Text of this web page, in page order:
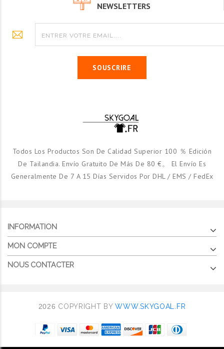
NEWSLETTERS
SOUSCRIRE
Todos Los Productos Son De Calidad Superior 100 ％ Edición
De Tailandia. Envío Gratuito De Más De 80 €。 El Envío Es
Generalmente De 7 A 15 Días Servidos Por DHL / EMS / FedEx
INFORMATION
MON COMPTE
NOUS CONTACTER
2026 COPYRIGHT BYWWW.SKYGOAL.FR